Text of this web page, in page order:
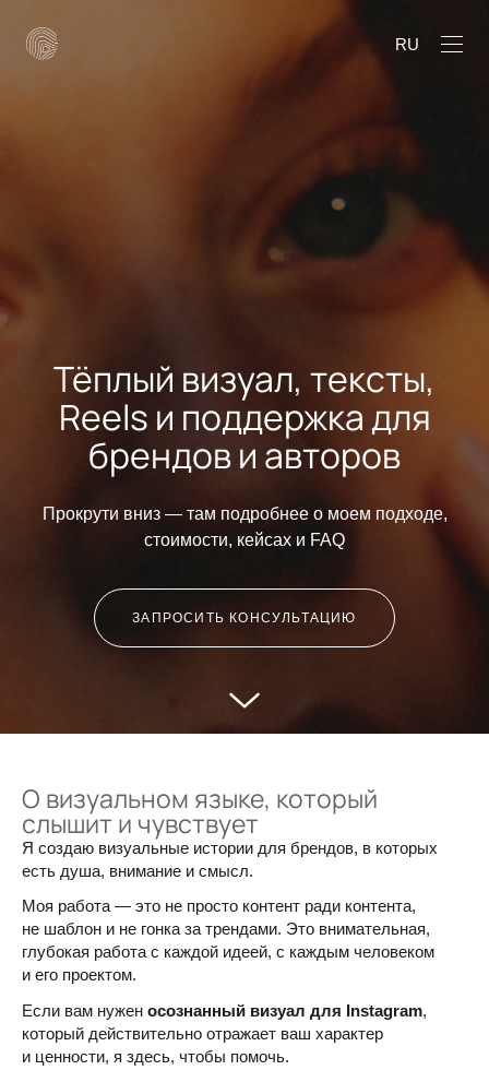
RU
Тёплый визуал, тексты,
Reels и поддержка для
брендов и авторов
Прокрути вниз — там подробнее о моем подходе,
стоимости, кейсах и FAQ
ЗАПРОСИТЬ КОНСУЛЬТАЦИЮ
О визуальном языке, который
слышит и чувствует
Я создаю визуальные истории для брендов, в которых
есть душа, внимание и смысл.
Моя работа — это не просто контент ради контента,
не шаблон и не гонка за трендами. Это внимательная,
глубокая работа с каждой идеей, с каждым человеком
и его проектом.
Если вам нужен осознанный визуал для Instagram,
который действительно отражает ваш характер
и ценности, я здесь, чтобы помочь.